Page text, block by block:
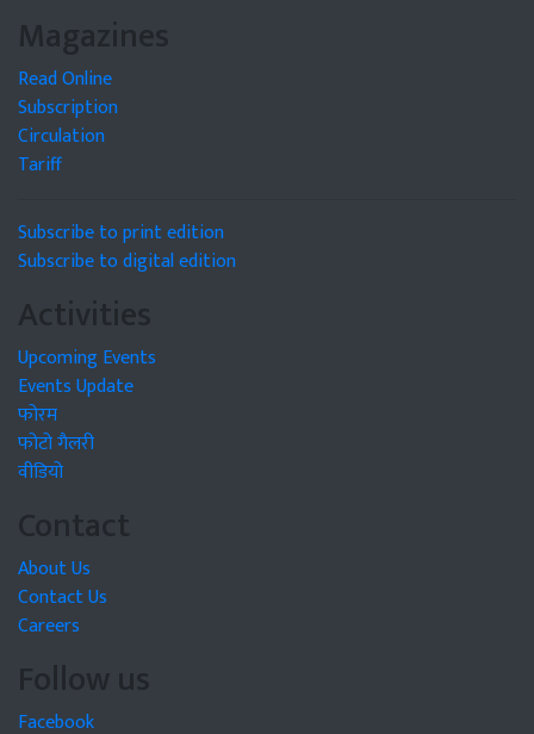
Magazines
Read Online
Subscription
Circulation
Tariff
Subscribe to print edition
Subscribe to digital edition
Activities
Upcoming Events
Events Update
फोरम
फोटो गैलरी
वीडियो
Contact
About Us
Contact Us
Careers
Follow us
Facebook